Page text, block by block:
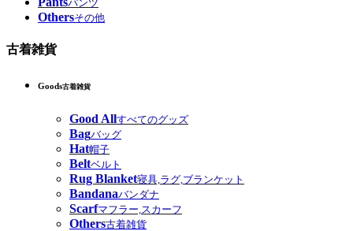
パンツ
Othersその他
古着雑貨
Goods古着雑貨
Good Allすべてのグッズ
Bagバッグ
Hat帽子
Beltベルト
Rug Blanket寝具,ラグ,ブランケット
Bandanaバンダナ
Scarfマフラー,スカーフ
Others古着雑貨